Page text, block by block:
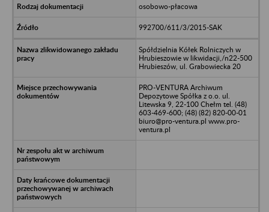
osobowo-płacowa
992700/611/3/2015-SAK
Spółdzielnia Kółek Rolniczych w
Hrubieszowie w likwidacji,/n22-500
Hrubieszów, ul. Grabowiecka 20
PRO-VENTURA Archiwum
Depozytowe Spółka z o.o. ul.
Litewska 9, 22-100 Chełm tel. (48)
603-469-600; (48) (82) 820-00-01
biuro@pro-ventura.pl www.pro-
ventura.pl